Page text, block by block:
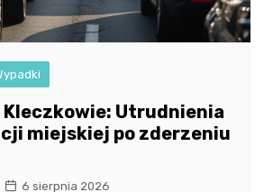
Kleczkowie: Utrudnienia
miejskiej po zderzeniu
6 sierpnia 2026